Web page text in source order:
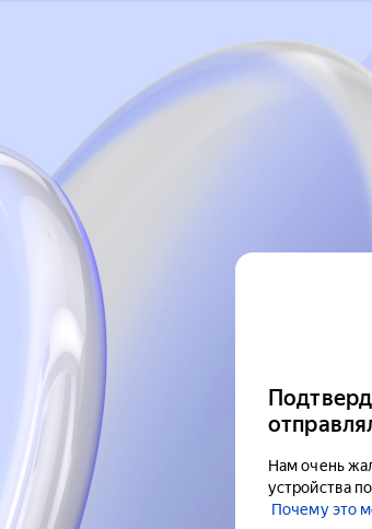
Нам очень
устройства
Почему это